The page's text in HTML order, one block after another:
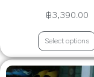
฿3,390.00
Select options